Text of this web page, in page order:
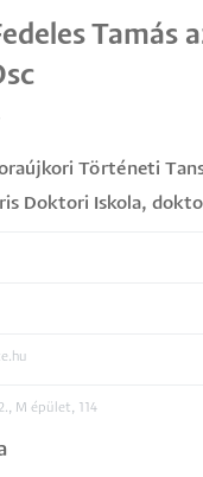
Tamás
Történeti
Doktori Iskola,
M épület, 114